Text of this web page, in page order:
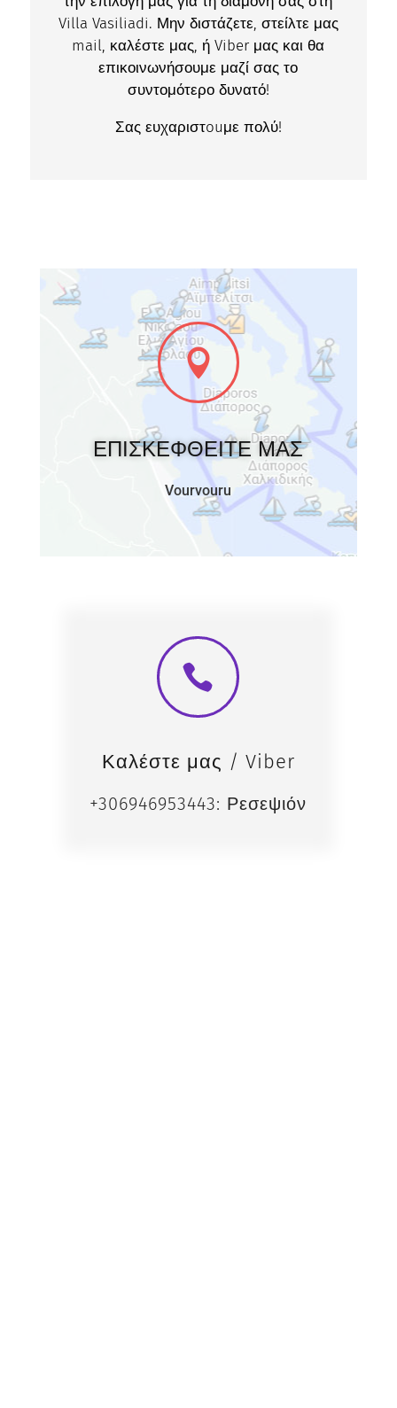
Villa Vasiliadi. Μην διστάζετε, στείλτε μας
mail, καλέστε μας, ή Viber μας και θα
επικοινωνήσουμε μαζί σας το
συντομότερο δυνατό!
Σας ευχαριστouμε πολύ!

ΕΠΙΣΚΕΦΘΕΙΤΕ ΜΑΣ
Vourvouru

Καλέστε μας / Viber
+306946953443: Ρεσεψιόν